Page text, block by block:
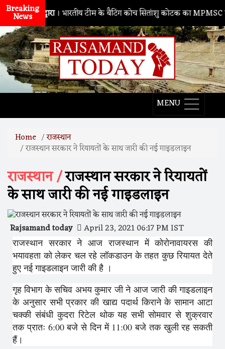
Breaking
News
नाथद्वारा। भारतीय टीम के बैटिंग कोच सितांशु कोटक का MPMSC दौरा,
MENU
Home राजस्थान
राजस्थान सरकार ने रियायतों के साथ जारी की नई गाइडलाइन
राजस्थान /राजस्थान सरकार ने रियायतों
के साथ जारी की नई गाइडलाइन
Rajsamand today April 23, 2021 06:17 PM IST
राजस्थान सरकार ने आज राजस्थान में कोरोनावायरस की
भयावहता को लेकर चल रहे लॉकडाउन के तहत कुछ रियायत देते
हुए नई गाइडलाइन जारी की है ।
गृह विभाग के सचिव अभय कुमार जी ने आज जारी की गाइडलाइन
के अनुसार सभी प्रकार की खाद्य पदार्थ किराने के सामान आटा
चक्की संबंधी कुदरा रिटेल थोक यह सभी सोमवार से शुक्रवार
तक प्रातः 6:00 बजे से दिन में 11:00 बजे तक खुली रह सकती
हैं।